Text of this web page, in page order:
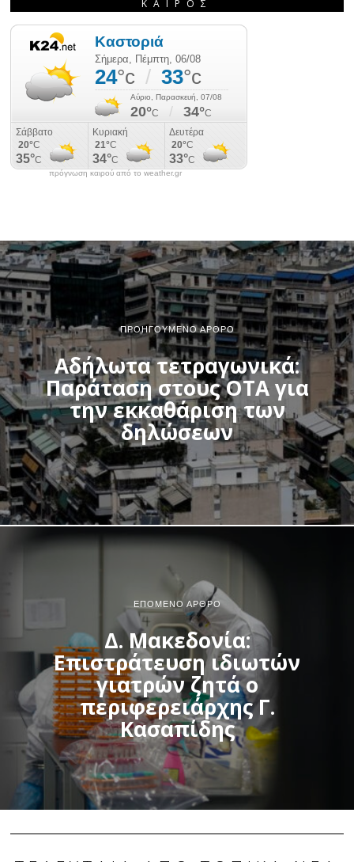
ΚΑΙΡΌΣ
πρόγνωση καιρού από το weather.gr
ΠΡΟΗΓΟΎΜΕΝΟ ΆΡΘΡΟ
Αδήλωτα τετραγωνικά:
Παράταση στους ΟΤΑ για
την εκκαθάριση των
δηλώσεων
ΕΠΌΜΕΝΟ ΆΡΘΡΟ
Δ. Μακεδονία:
Επιστράτευση ιδιωτών
γιατρών ζητά ο
περιφερειάρχης Γ.
Κασαπίδης